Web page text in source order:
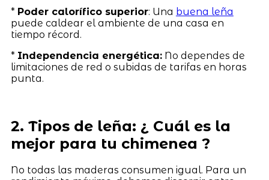
* Poder calorífico superior: Una buena leña
puede caldear el ambiente de una casa en
tiempo récord.
* Independencia energética:No dependes de
limitaciones de red o subidas de tarifas en horas
punta.
2. Tipos de leña: ¿ Cuál es la
mejor para tu chimenea ?
No todas las maderas consumen igual. Para un